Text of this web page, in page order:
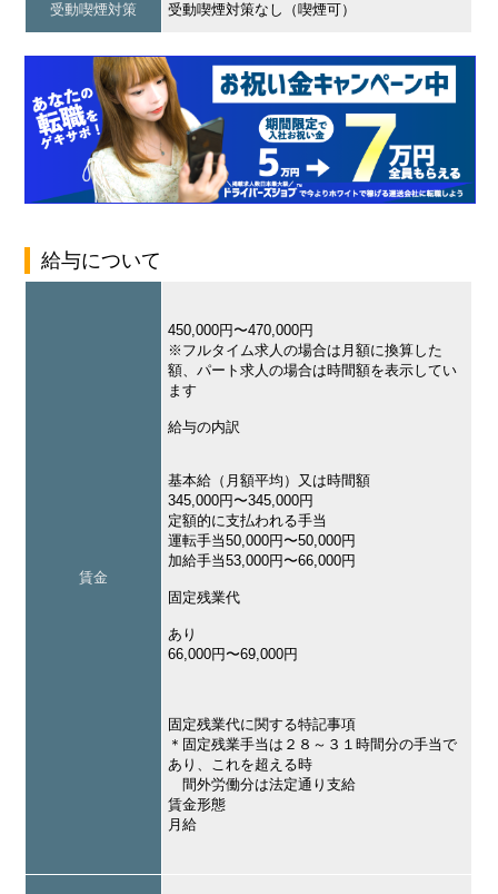
受動喫煙対策 受動喫煙対策なし（喫煙可）
給与について
賃金
450,000円〜470,000円
※フルタイム求人の場合は月額に換算した
額、パート求人の場合は時間額を表示してい
ます
給与の内訳
基本給（月額平均）又は時間額
345,000円〜345,000円
定額的に支払われる手当
運転手当50,000円〜50,000円
加給手当53,000円〜66,000円
固定残業代
あり
66,000円〜69,000円
固定残業代に関する特記事項
＊固定残業手当は２８～３１時間分の手当で
あり、これを超える時
間外労働分は法定通り支給
賃金形態
月給